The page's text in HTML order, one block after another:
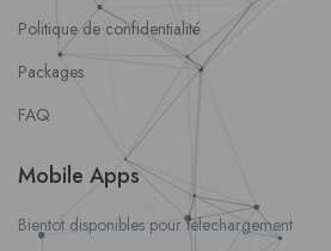
Politique de confidentialité
Packages
FAQ
Mobile Apps
Bientot disponibles pour telechargement